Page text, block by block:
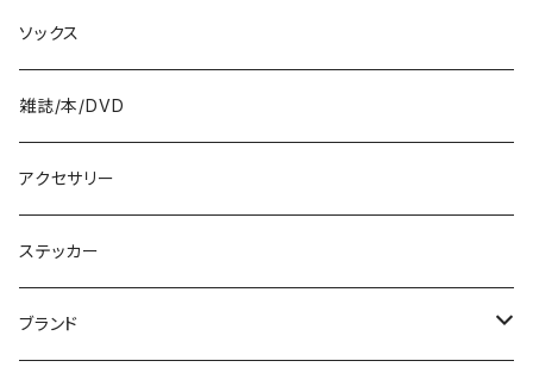
8.6インチ
8.7インチ
9インチ
9.2インチ
10インチ
ソックス
雑誌/本/DVD
アクセサリー
ステッカー
ブランド